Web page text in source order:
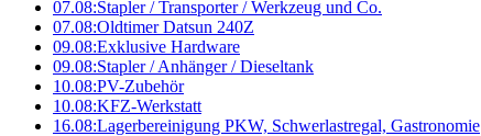
07.08:Stapler / Transporter / Werkzeug und Co.
07.08:Oldtimer Datsun 240Z
09.08:Exklusive Hardware
09.08:Stapler / Anhänger / Dieseltank
10.08:PV-Zubehör
10.08:KFZ-Werkstatt
16.08:Lagerbereinigung PKW, Schwerlastregal, Gastronomie